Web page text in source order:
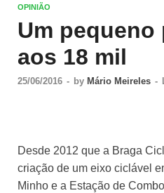
OPINIÃO
Um
aos 18 mil
25/06/2016 - by Mário Meireles -
Desde 2012 que a Braga
criação de um eixo ciclável
Minho e a Estação de